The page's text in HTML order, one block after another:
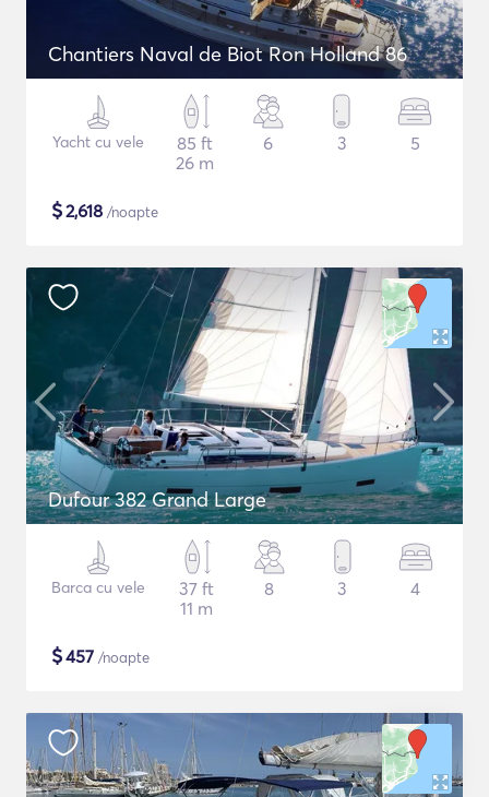
Chantiers Naval de Biot Ron Holland 86
Yacht cu vele
85 ft
26 m
6 3 5
$2,618 /noapte
Dufour 382 Grand Large
Barca cu vele
37 ft
11 m
8 3 4
$457 /noapte